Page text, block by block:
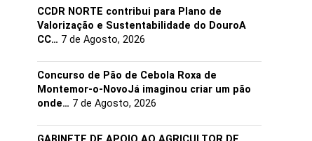
CCDR NORTE contribui para Plano de
Valorização e Sustentabilidade do DouroA
CC… 7 de Agosto, 2026
Concurso de Pão de Cebola Roxa de
Montemor-o-NovoJá imaginou criar um pão
onde… 7 de Agosto, 2026